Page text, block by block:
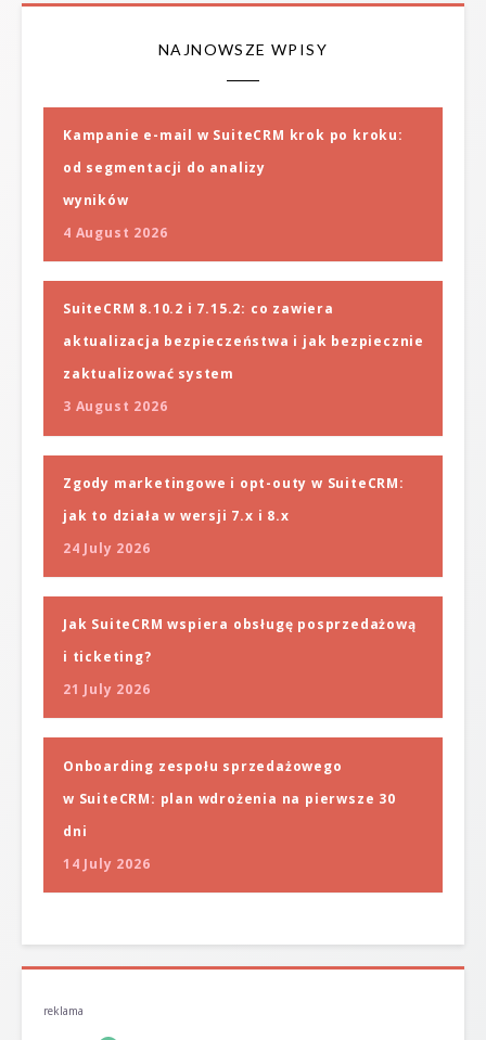
NAJNOWSZE WPISY
Kampanie e-mail w SuiteCRM krok po kroku:
od segmentacji do analizy
wyników
4 August 2026
SuiteCRM 8.10.2 i 7.15.2: co zawiera
aktualizacja bezpieczeństwa i jak bezpiecznie
zaktualizować system
3 August 2026
Zgody marketingowe i opt-outy w SuiteCRM:
jak to działa w wersji 7.x i 8.x
24 July 2026
Jak SuiteCRM wspiera obsługę posprzedażową
i ticketing?
21 July 2026
Onboarding zespołu sprzedażowego
w SuiteCRM: plan wdrożenia na pierwsze 30
dni
14 July 2026
reklama